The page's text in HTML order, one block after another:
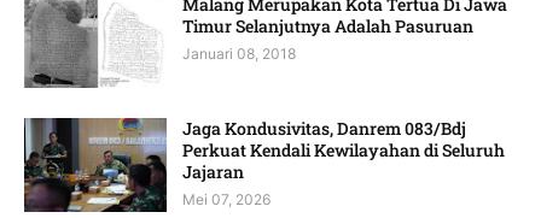
Timur Selanjutnya Adalah Pasuruan
Januari 08, 2018
Jaga Kondusivitas, Danrem 083/Bdj
Perkuat Kendali Kewilayahan di Seluruh
Jajaran
Mei 07, 2026